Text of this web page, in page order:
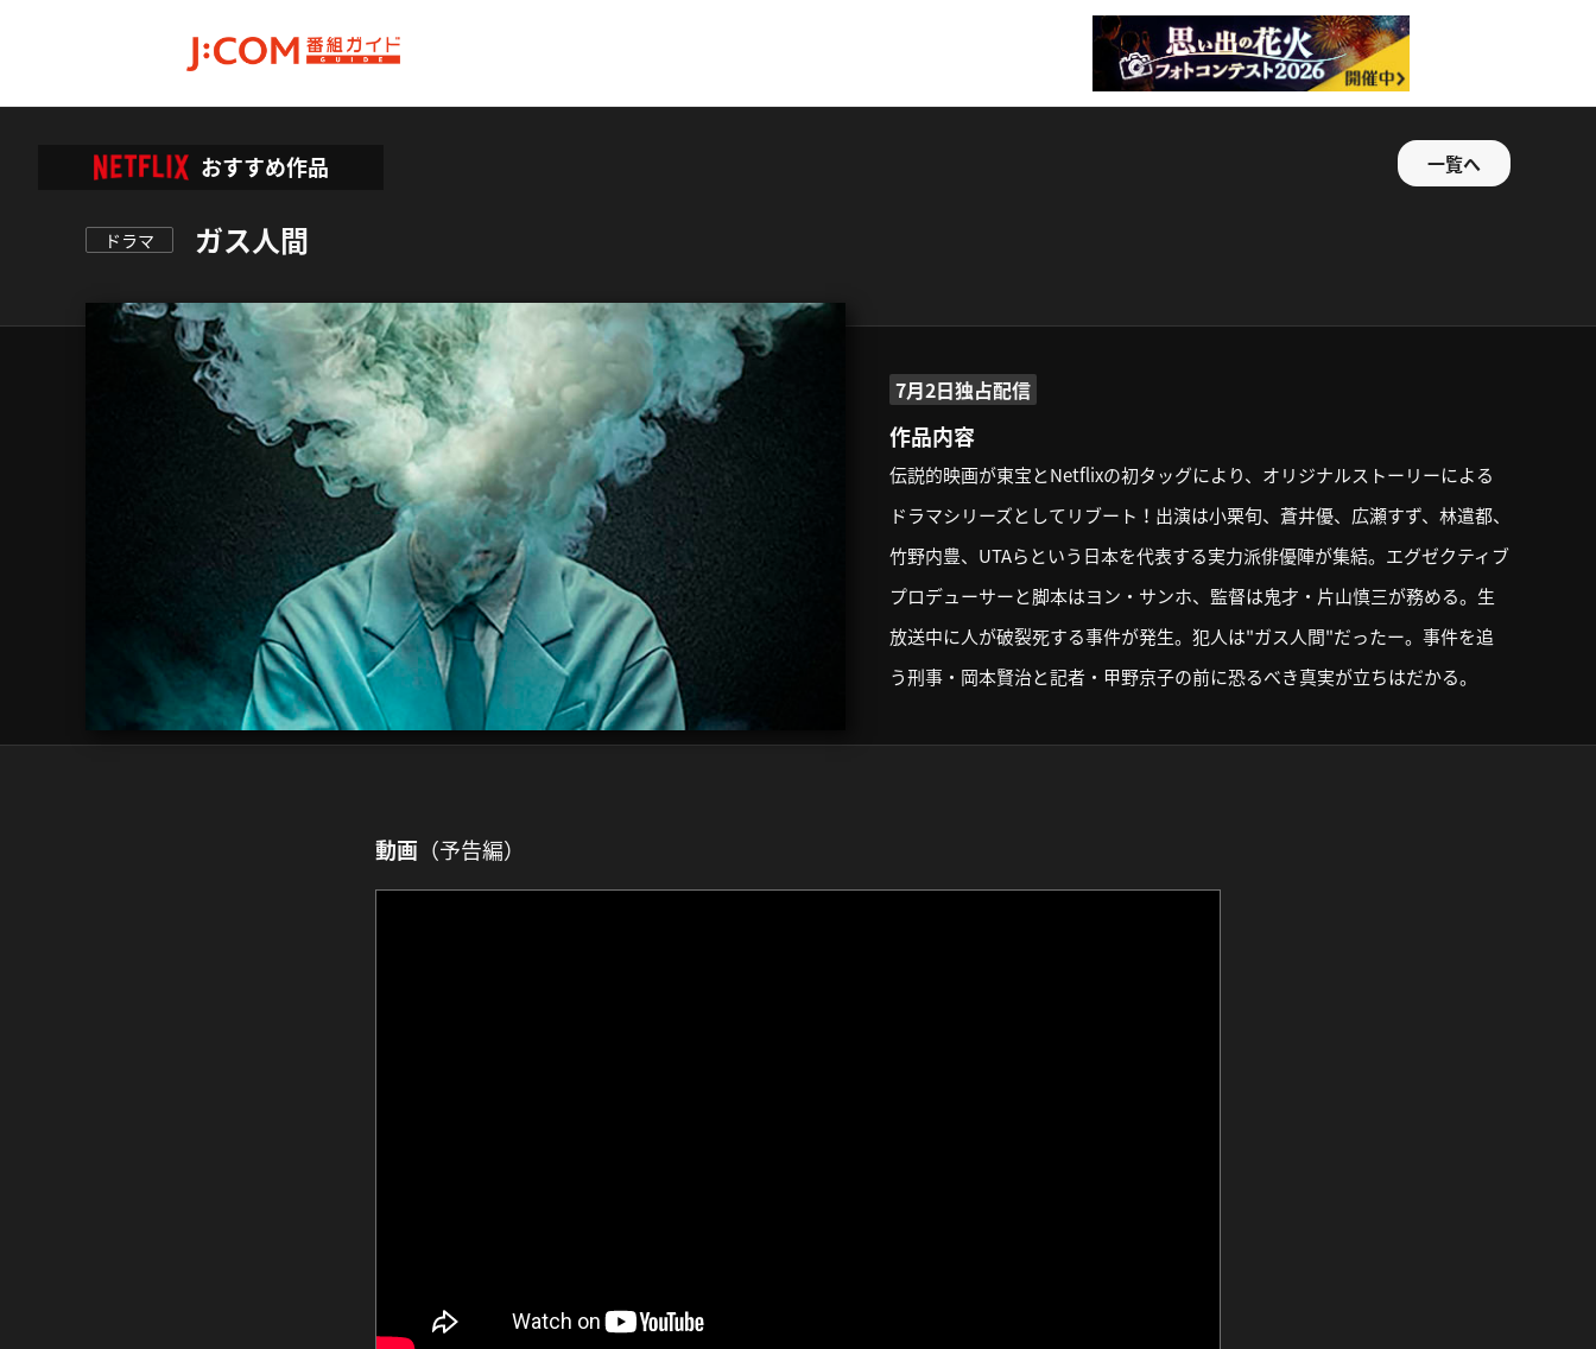
おすすめ作品 一覧へ
ドラマ ガス人間
7月2日独占配信
作品内容
伝説的映画が東宝とNetflixの初タッグにより、オリジナルストーリーによる
ドラマシリーズとしてリブート！出演は小栗旬、蒼井優、広瀬すず、林遣都、
竹野内豊、UTAらという日本を代表する実力派俳優陣が集結。エグゼクティブ
プロデューサーと脚本はヨン・サンホ、監督は鬼才・片山慎三が務める。生
放送中に人が破裂死する事件が発生。犯人は"ガス人間"だったー。事件を追
う刑事・岡本賢治と記者・甲野京子の前に恐るべき真実が立ちはだかる。
動画 （予告編）